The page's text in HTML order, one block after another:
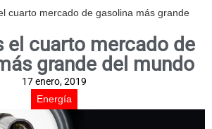
cuarto mercado de gasolina más grande
el cuarto mercado de
grande del mundo
17 enero, 2019
Energía